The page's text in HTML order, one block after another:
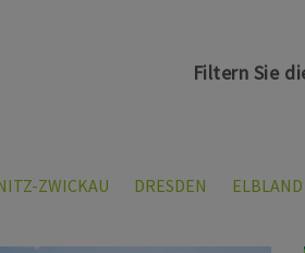
Filtern Sie
ZWICKAU DRESDEN ELBLAND